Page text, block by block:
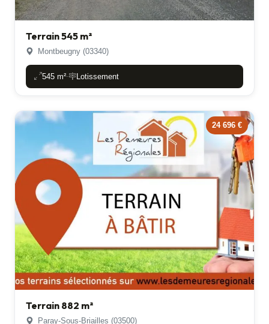
Terrain 545 m²
Montbeugny (03340)
545 m²- Lotissement
24 696 €
Terrain 882 m²
Paray-Sous-Briailles (03500)